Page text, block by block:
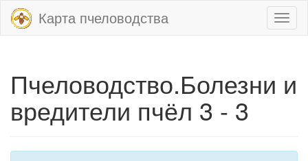
Карта пчеловодства
Пчеловодство.Болезни и
вредители пчёл 3 - 3